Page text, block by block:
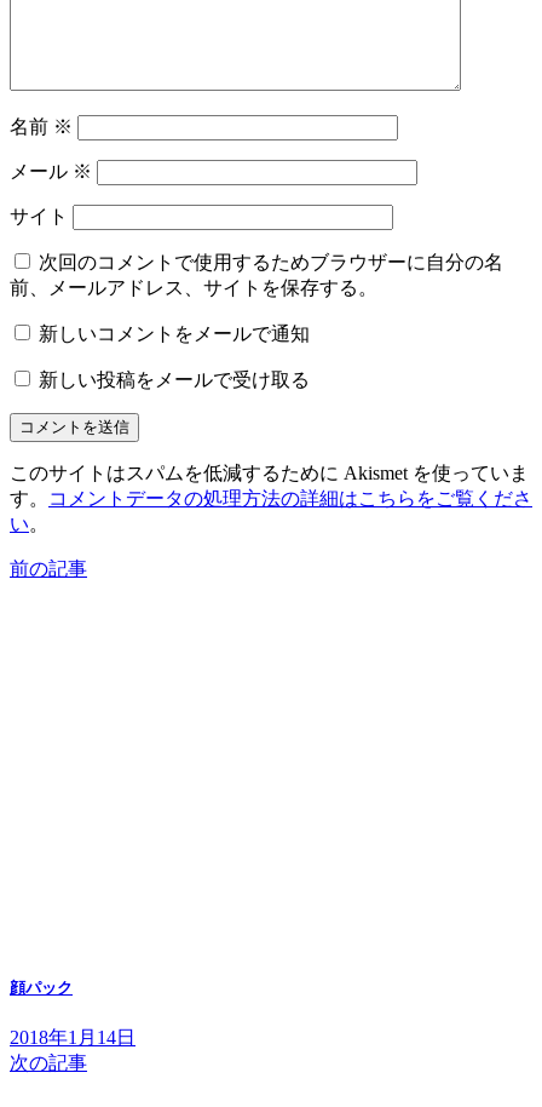
名前 ※
メール ※
サイト
次回のコメントで使用するためブラウザーに自分の名
前、メールアドレス、サイトを保存する。
新しいコメントをメールで通知
新しい投稿をメールで受け取る
このサイトはスパムを低減するために Akismet を使っていま
す。
コメントデータの処理方法の詳細はこちらをご覧くださ
い。
前の記事
顔パック
2018年1月14日
次の記事